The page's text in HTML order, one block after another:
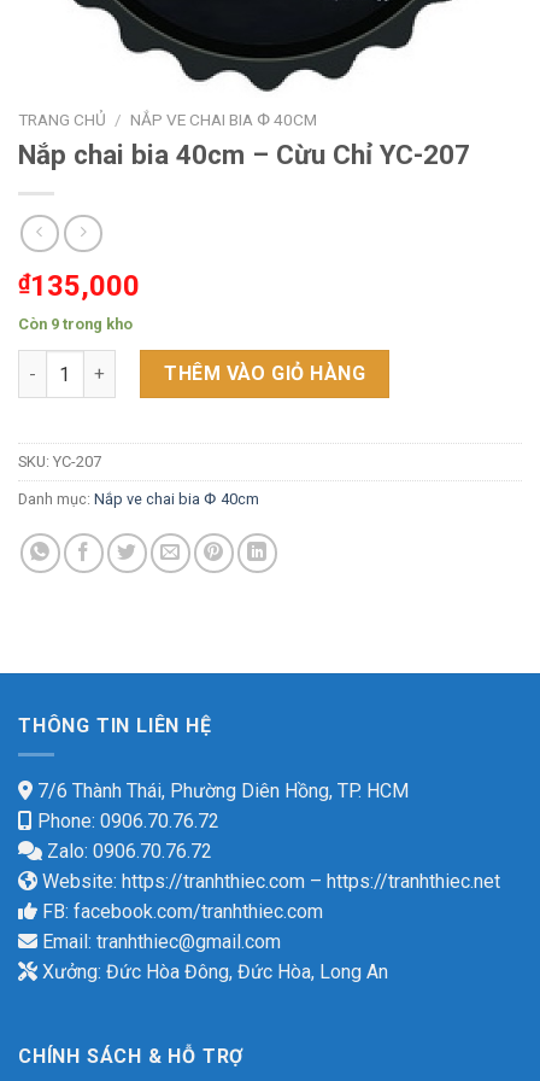
TRANG CHỦ / NẮP VE CHAI BIA Փ 40CM
Nắp chai bia 40cm – Cừu Chỉ YC-207
₫135,000
Còn 9 trong kho
Nắp chai bia 40cm - Cừu Chỉ YC-207 số lượng
THÊM VÀO GIỎ HÀNG
SKU: YC-207
Danh mục: Nắp ve chai bia Փ 40cm
THÔNG TIN LIÊN HỆ
7/6 Thành Thái, Phường Diên Hồng, TP. HCM
Phone: 0906.70.76.72
Zalo: 0906.70.76.72
Website: https://tranhthiec.com – https://tranhthiec.net
FB: facebook.com/tranhthiec.com
Email: tranhthiec@gmail.com
Xưởng: Đức Hòa Đông, Đức Hòa, Long An
CHÍNH SÁCH & HỖ TRỢ